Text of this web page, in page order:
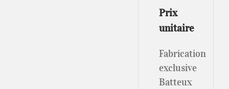
Prix
unitaire
Fabrication
exclusive
Batteux